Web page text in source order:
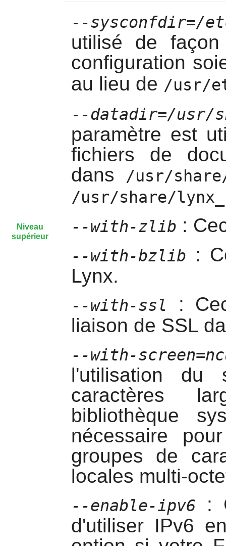
--sysconfdir=/
utilisé de
configuration
au lieu de /usr/
--datadir=/usr/
paramètre est
fichiers de
dans
/usr/
/usr/share/
--with-zlib :
--with-bzlib
:
Lynx.
--with-ssl
:
liaison de SSL
--with-
l'utilisation du
caractères
bibliothèque
nécessaire
groupes de
locales multi-
--enable-ipv6
:
d'utiliser IPv6
Niveau
supérieur